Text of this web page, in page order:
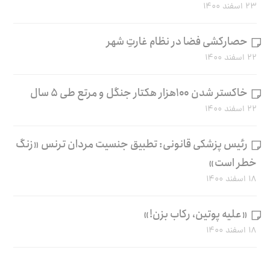
۲۳ اسفند ۱۴۰۰
حصارکشی فضا در نظام غارتِ شهر
۲۲ اسفند ۱۴۰۰
خاکستر شدن ۱۰۰هزار هکتار جنگل و مرتع طی ۵ سال
۲۲ اسفند ۱۴۰۰
رئیس پزشکی قانونی: تطبیق جنسیت مردان ترنس «زنگ
خطر است»
۱۸ اسفند ۱۴۰۰
«علیه پوتین، رکاب بزن!»
۱۸ اسفند ۱۴۰۰